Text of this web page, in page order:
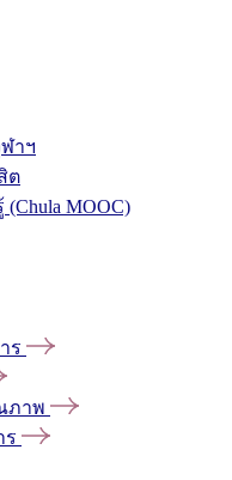
าฯ
ต
MOOC)
ร
ภาพ
ร